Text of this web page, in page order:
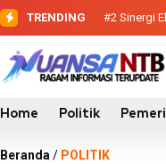
TRENDING #2
#3 Evaluasi
Home Politik
Beranda / POLITIK